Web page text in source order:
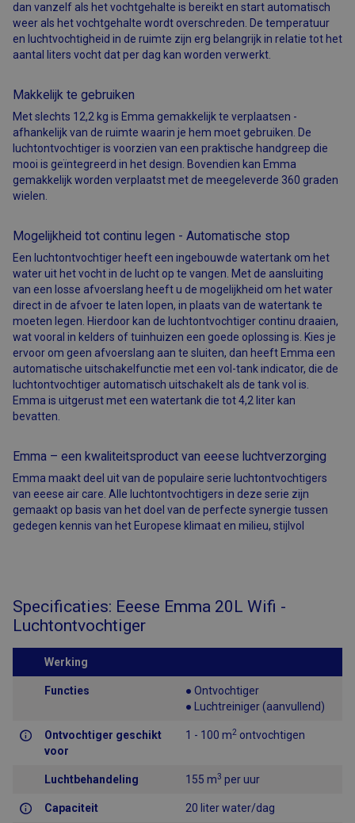
dan vanzelf als het vochtgehalte is bereikt en start automatisch
weer als het vochtgehalte wordt overschreden. De temperatuur
en luchtvochtigheid in de ruimte zijn erg belangrijk in relatie tot het
aantal liters vocht dat per dag kan worden verwerkt.
Makkelijk te gebruiken
Met slechts 12,2 kg is Emma gemakkelijk te verplaatsen -
afhankelijk van de ruimte waarin je hem moet gebruiken. De
luchtontvochtiger is voorzien van een praktische handgreep die
mooi is geïntegreerd in het design. Bovendien kan Emma
gemakkelijk worden verplaatst met de meegeleverde 360 graden
wielen.
Mogelijkheid tot continu legen - Automatische stop
Een luchtontvochtiger heeft een ingebouwde watertank om het
water uit het vocht in de lucht op te vangen. Met de aansluiting
van een losse afvoerslang heeft u de mogelijkheid om het water
direct in de afvoer te laten lopen, in plaats van de watertank te
moeten legen. Hierdoor kan de luchtontvochtiger continu draaien,
wat vooral in kelders of tuinhuizen een goede oplossing is. Kies je
ervoor om geen afvoerslang aan te sluiten, dan heeft Emma een
automatische uitschakelfunctie met een vol-tank indicator, die de
luchtontvochtiger automatisch uitschakelt als de tank vol is.
Emma is uitgerust met een watertank die tot 4,2 liter kan
bevatten.
Emma – een kwaliteitsproduct van eeese luchtverzorging
Emma maakt deel uit van de populaire serie luchtontvochtigers
van eeese air care. Alle luchtontvochtigers in deze serie zijn
gemaakt op basis van het doel van de perfecte synergie tussen
gedegen kennis van het Europese klimaat en milieu, stijlvol
Specificaties: Eeese Emma 20L Wifi -
Luchtontvochtiger
Werking
Functies
● Ontvochtiger
● Luchtreiniger (aanvullend)
Ontvochtiger geschikt
voor
1 - 100 m2 ontvochtigen
Luchtbehandeling 155 m3 per uur
Capaciteit 20 liter water/dag